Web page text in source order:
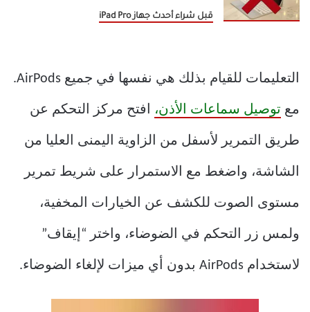
قبل شراء أحدث جهاز iPad Pro
التعليمات للقيام بذلك هي نفسها في جميع AirPods.
مع توصيل سماعات الأذن، افتح مركز التحكم عن
طريق التمرير لأسفل من الزاوية اليمنى العليا من
الشاشة، واضغط مع الاستمرار على شريط تمرير
مستوى الصوت للكشف عن الخيارات المخفية،
ولمس زر التحكم في الضوضاء، واختر “إيقاف”
لاستخدام AirPods بدون أي ميزات لإلغاء الضوضاء.